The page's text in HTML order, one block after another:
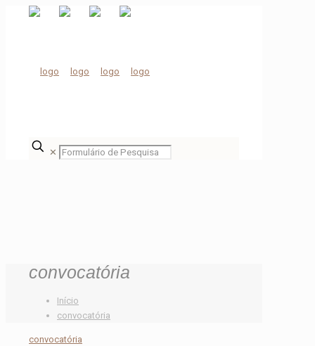
✕
convocatória
Início
convocatória
convocatória